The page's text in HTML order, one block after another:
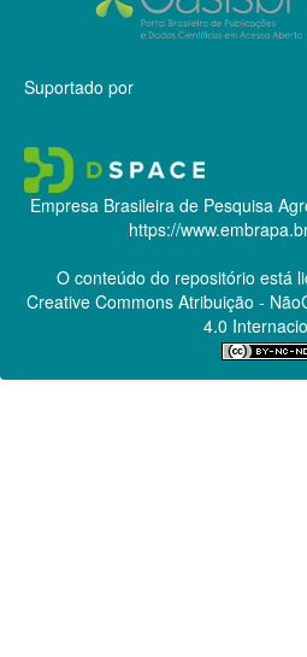
Suportado por
Empresa Brasileira de Pesquisa
https://
O conteúdo do repositório está
Creative CommonsAtribuição -
4.0